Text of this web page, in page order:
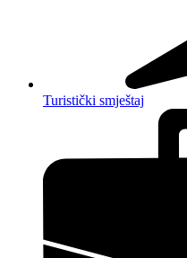
Turistički smještaj